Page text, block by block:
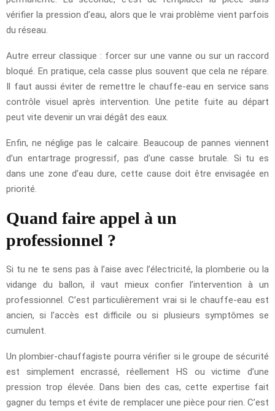
vérifier la pression d’eau, alors que le vrai problème vient parfois
du réseau.
Autre erreur classique : forcer sur une vanne ou sur un raccord
bloqué. En pratique, cela casse plus souvent que cela ne répare.
Il faut aussi éviter de remettre le chauffe-eau en service sans
contrôle visuel après intervention. Une petite fuite au départ
peut vite devenir un vrai dégât des eaux.
Enfin, ne néglige pas le calcaire. Beaucoup de pannes viennent
d’un entartrage progressif, pas d’une casse brutale. Si tu es
dans une zone d’eau dure, cette cause doit être envisagée en
priorité.
Quand faire appel à un
professionnel ?
Si tu ne te sens pas à l’aise avec l’électricité, la plomberie ou la
vidange du ballon, il vaut mieux confier l’intervention à un
professionnel. C’est particulièrement vrai si le chauffe-eau est
ancien, si l’accès est difficile ou si plusieurs symptômes se
cumulent.
Un plombier-chauffagiste pourra vérifier si le groupe de sécurité
est simplement encrassé, réellement HS ou victime d’une
pression trop élevée. Dans bien des cas, cette expertise fait
gagner du temps et évite de remplacer une pièce pour rien. C’est